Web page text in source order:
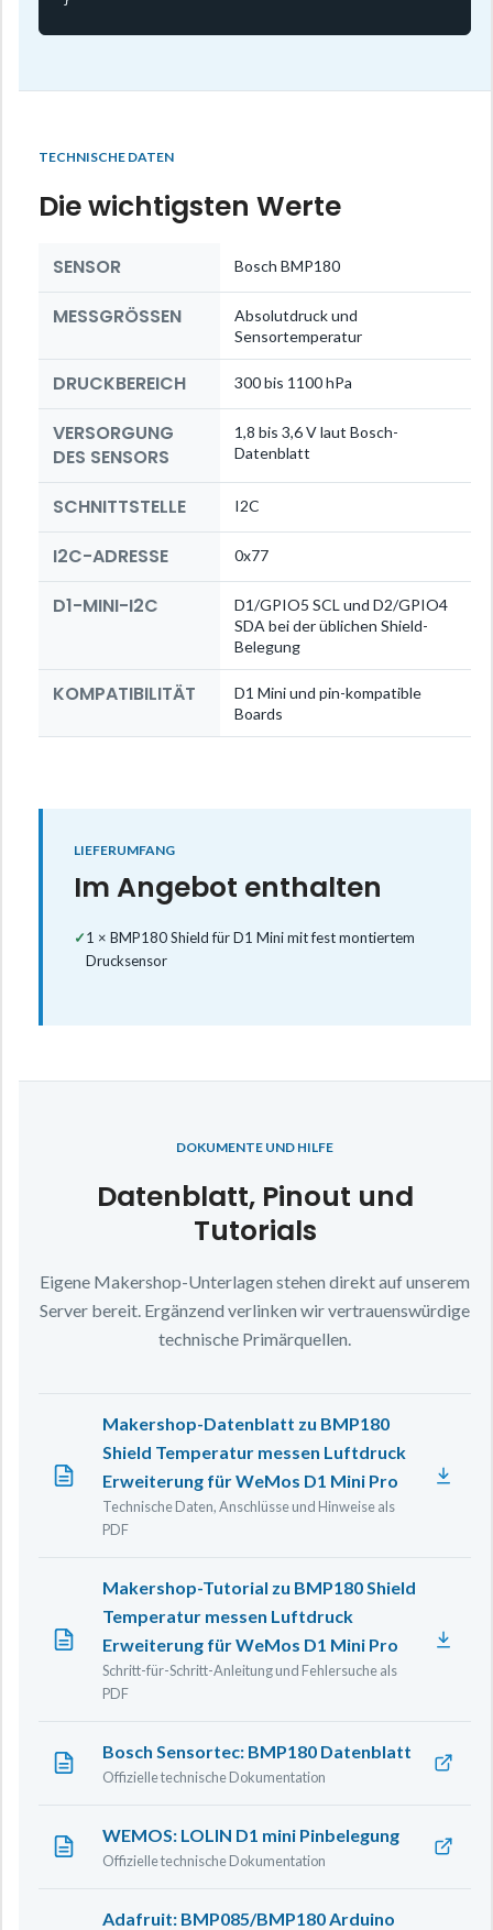
TECHNISCHE DATEN
Die wichtigsten Werte
SENSOR Bosch BMP180
MESSGRÖSSEN
Absolutdruck und
Sensortemperatur
DRUCKBEREICH 300 bis 1100 hPa
VERSORGUNG
DES SENSORS
1,8 bis 3,6 V laut Bosch-
Datenblatt
SCHNITTSTELLE I2C
I2C-ADRESSE 0x77
D1-MINI-I2C
D1/GPIO5 SCL und D2/GPIO4
SDA bei der üblichen Shield-
Belegung
KOMPATIBILITÄT
D1 Mini und pin-kompatible
Boards
LIEFERUMFANG
Im Angebot enthalten
✓1 × BMP180 Shield für D1 Mini mit fest montiertem
Drucksensor
DOKUMENTE UND HILFE
Datenblatt, Pinout und
Tutorials
Eigene Makershop-Unterlagen stehen direkt auf unserem
Server bereit. Ergänzend verlinken wir vertrauenswürdige
technische Primärquellen.
Makershop-Datenblatt zu BMP180
Shield Temperatur messen Luftdruck
Erweiterung für WeMos D1 Mini Pro
Technische Daten, Anschlüsse und Hinweise als
PDF
Makershop-Tutorial zu BMP180 Shield
Temperatur messen Luftdruck
Erweiterung für WeMos D1 Mini Pro
Schritt-für-Schritt-Anleitung und Fehlersuche als
PDF
Bosch Sensortec: BMP180 Datenblatt
Offizielle technische Dokumentation
WEMOS: LOLIN D1 mini Pinbelegung
Offizielle technische Dokumentation
Adafruit: BMP085/BMP180 Arduino